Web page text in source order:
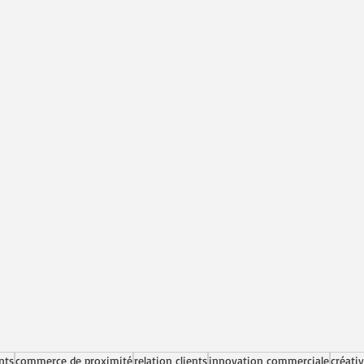
commerce de proximitérelation clientsinnovation commerciale